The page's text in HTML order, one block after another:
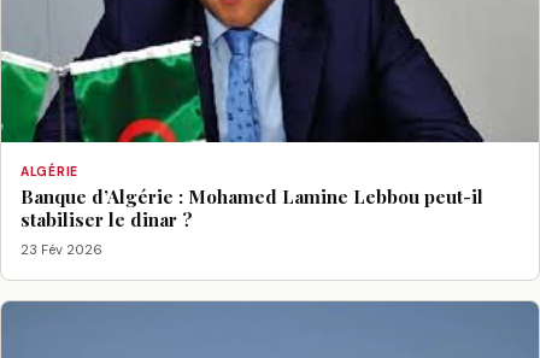
ALGÉRIE
Banque d’Algérie : Mohamed Lamine Lebbou peut-il
stabiliser le dinar ?
23 Fév 2026